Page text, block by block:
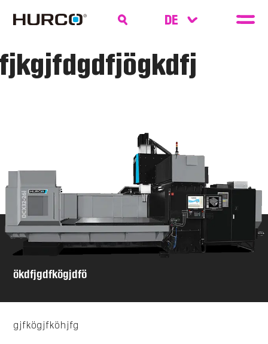
ökdfjgdfkögjdfö
gjfkögjfköhjfg